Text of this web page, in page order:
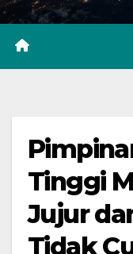
Tinggi
Jujur
Tidak